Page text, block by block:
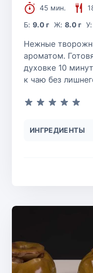
45 мин.
Б:9.0 г Ж: 8.0 г У:
Нежные
ароматом.
духовке 10
к чаю без
ИНГРЕДИЕНТЫ